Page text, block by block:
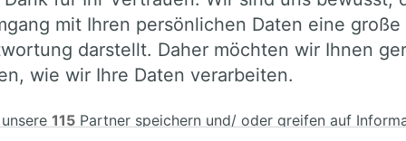
(Saale) Hbf nach Amsterdam mitFlixbus fahren.
über die Busausstattung der Anbieter zu
mit Ihren persönlichen Daten eine große
darstellt. Daher möchten wir Ihnen
wie wir Ihre Daten verarbeiten.
115 Partner speichern und/ oder greifen auf